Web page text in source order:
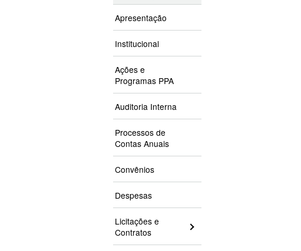
Apresentação
Institucional
Ações e
Programas PPA
Auditoria Interna
Processos de
Contas Anuais
Convênios
Despesas
Licitações e
Contratos